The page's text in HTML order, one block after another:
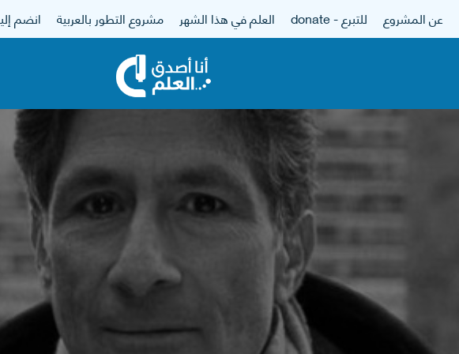
عن المشروع للتبرع - donate العلم في هذا الشهر مشروع التطور بالعربية انضم